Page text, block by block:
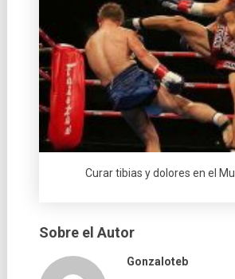
Curar tibias y dolores en el
Sobre el Autor
Gonzaloteb